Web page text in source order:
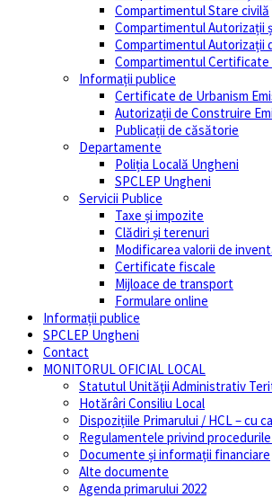
Compartimentul Stare civilă
Compartimentul Autorizații
Compartimentul Autorizații
Compartimentul Certificate
Informații publice
Certificate de Urbanism
Autorizații de Construire
Publicații de căsătorie
Departamente
Poliția Locală Ungheni
SPCLEP Ungheni
Servicii Publice
Taxe și impozite
Clădiri și terenuri
Modificarea valorii de
Certificate fiscale
Mijloace de transport
Formulare online
Informații publice
SPCLEP Ungheni
Contact
MONITORUL OFICIAL LOCAL
Statutul Unităţii Administrativ
Hotărâri Consiliu Local
Dispozițiile Primarului / HCL – cu
Regulamentele privind
Documente și informații financiare
Alte documente
Agenda primarului 2022